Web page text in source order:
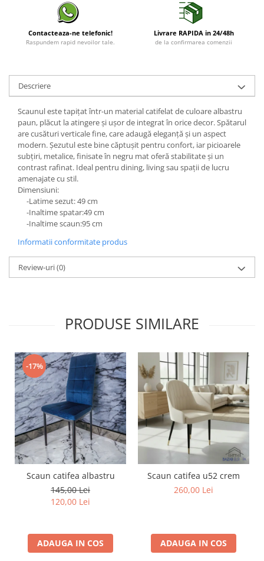
Contacteaza-ne telefonic!
Raspundem rapid nevoilor tale.
Livrare RAPIDA in 24/48h
de la confirmarea comenzii
Descriere
Scaunul este tapițat într-un material catifelat de culoare albastru
paun, plăcut la atingere și ușor de integrat în orice decor. Spătarul
are cusături verticale fine, care adaugă eleganță și un aspect
modern. Șezutul este bine căptușit pentru confort, iar picioarele
subțiri, metalice, finisate în negru mat oferă stabilitate și un
contrast rafinat. Ideal pentru dining, living sau spații de lucru
amenajate cu stil.
Dimensiuni:
-Latime sezut: 49 cm
-Inaltime spatar:49 cm
-Inaltime scaun:95 cm
Informatii conformitate produs
Review-uri(0)
PRODUSE SIMILARE
-17%
Scaun catifea albastru
145,00 Lei
120,00 Lei
ADAUGA IN COS
Scaun catifea u52 crem
260,00 Lei
ADAUGA IN COS